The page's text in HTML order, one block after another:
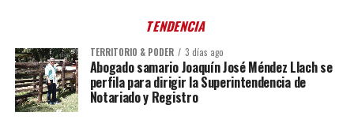
TENDENCIA
TERRITORIO & PODER 3 días ago
Abogado samario Joaquín José Méndez Llach se
perfila para dirigir la Superintendencia de
Notariado y Registro